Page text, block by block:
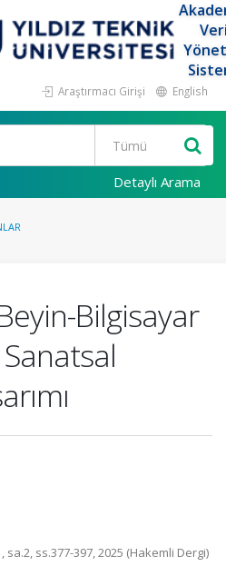
Araştırmacı Girişi English
Detaylı Arama
Bilgisayar
ss.377-397, 2025 (Hakemli Dergi)